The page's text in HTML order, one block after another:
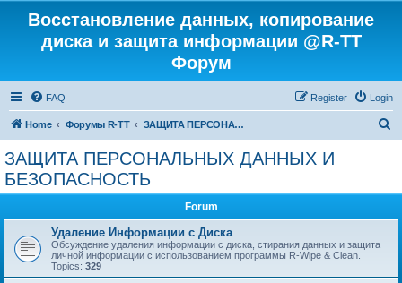
Восстановление данных, копирование
диска и защита информации @R-TT
Форум
FAQ Login
Register
Home Форумы R-TT ЗАЩИТА ПЕРСОНАЛЬНЫХ ДАННЫХ И БЕЗОПАСНОСТЬ
ЗАЩИТА ПЕРСОНАЛЬНЫХ ДАННЫХ И
БЕЗОПАСНОСТЬ
Forum
Удаление Информации с Диска
Обсуждение удаления информации с диска, стирания данных и защита
личной информации с использованием программы R-Wipe & Clean.
Topics: 329